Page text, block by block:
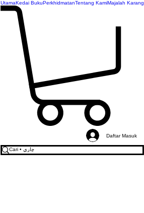
UtamaKedai BukuPerkhidmatanTentang KamiMajalah Karang
Daftar Masuk